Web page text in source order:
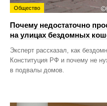
Общество
Почему недостаточно
на улицах бездомных
Эксперт рассказал, как
Конституция РФ и почему не
в подвалы домов.